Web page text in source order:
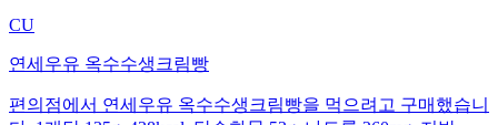
CU
연세우유 옥수수생크림빵
편의점에서 연세우유 옥수수생크림빵을 먹으려고 구매했습니